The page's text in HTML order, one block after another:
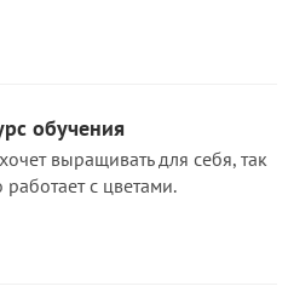
обучения
выращивать для себя, так
с цветами.